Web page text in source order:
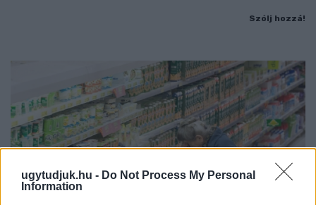
ugytudjuk.hu - Do Not Process My Personal
Information
Szólj hozzá!